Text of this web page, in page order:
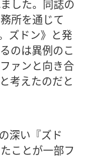
した。同誌の
所を通じて
ズドン》と発
のは異例のこ
ァンと向き合
考えたのだと
深い『ズド
ことが一部フ